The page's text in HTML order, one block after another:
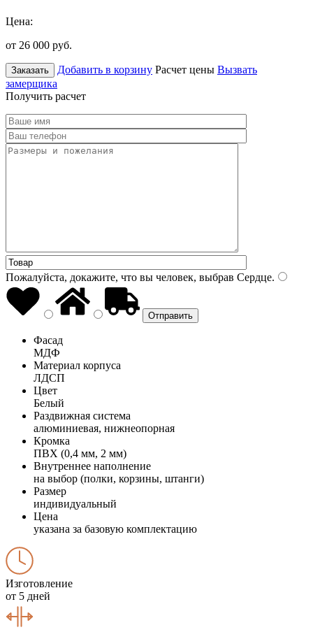
Цена:
от 26 000 руб.
Заказать Добавить в корзину Расчет цены Вызвать
замерщика
Получить расчет
Пожалуйста, докажите, что вы человек, выбрав Сердце.
Фасад
МДФ
Материал корпуса
ЛДСП
Цвет
Белый
Раздвижная система
алюминиевая, нижнеопорная
Кромка
ПВХ (0,4 мм, 2 мм)
Внутреннее наполнение
на выбор (полки, корзины, штанги)
Размер
индивидуальный
Цена
указана за базовую комплектацию
Изготовление
от 5 дней